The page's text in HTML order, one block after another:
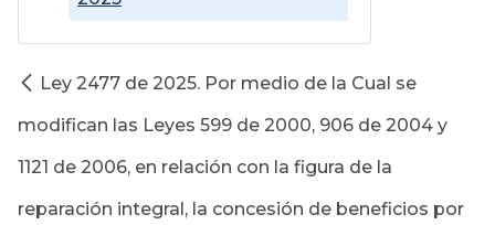
Ley 2477 de 2025. Por medio de la Cual se
modifican las Leyes 599 de 2000, 906 de 2004 y
1121 de 2006, en relación con la figura de la
reparación integral, la concesión de beneficios por